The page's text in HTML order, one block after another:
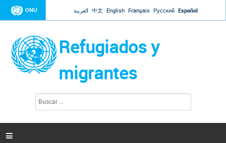
Jump to navigation
ONU العربية 中文 English Français Русский Español
Refugiados y
migrantes
s
